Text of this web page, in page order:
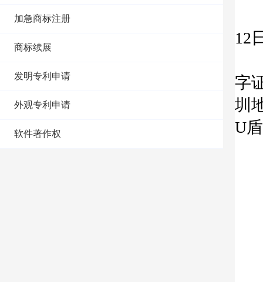
加急商标注册
商标续展
发明专利申请
外观专利申请
软件著作权
12
字
圳
U